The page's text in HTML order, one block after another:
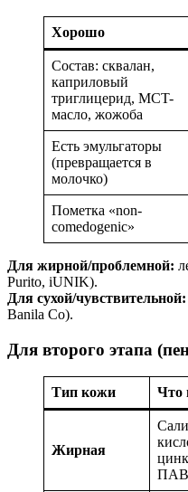
Хорошо
Состав: сквалан,
каприловый
триглицерид, MCT-
масло, жожоба
Есть эмульгаторы
(превращается в
молочко)
Пометка «non-
comedogenic»
Для жирной/проблемной:
Purito, iUNIK).
Для сухой/чувствительной:
Banila Co).
Для второго этапа
Тип кожи Что
Жирная
ПАВ